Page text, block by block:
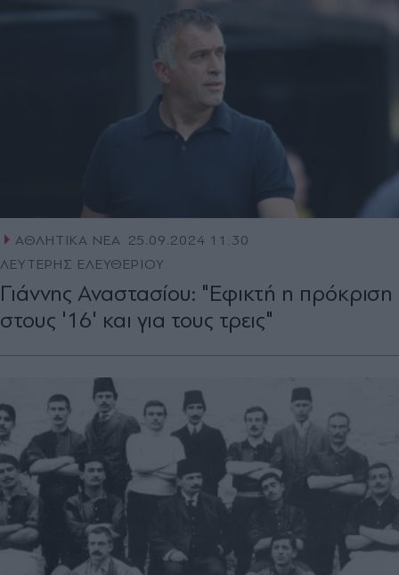
ΑΘΛΗΤΙΚΑ ΝΕΑ 25.09.2024 11:30
ΛΕΥΤΕΡΗΣ ΕΛΕΥΘΕΡΙΟΥ
Γιάννης Αναστασίου: "Εφικτή η πρόκριση
στους '16' και για τους τρεις"